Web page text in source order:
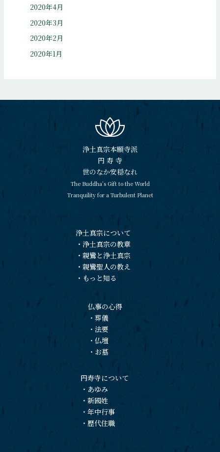
2020年4月
2020年3月
2020年2月
2020年1月
浄土真宗本願寺派
円 寿 寺
世のなか安穏なれ
The Buddha’s Gift to the World
Tranquility for a Turbulent Planet
浄土真宗について
・浄土真宗の教章
・親鸞と浄土真宗
・親鸞聖人の教え
・ もっと知る
仏事の心得
・葬儀
・法要
・仏壇
・ お墓
円寿寺について
・ あゆみ
・新國姓
・年中行事
・ 歴代住職